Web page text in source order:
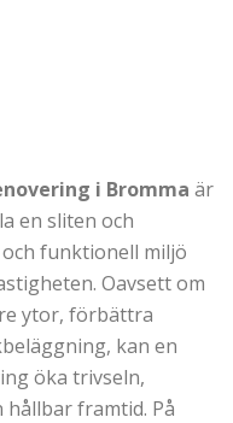
i Bromma är
en sliten och
funktionell miljö
Oavsett om
ytor, förbättra
kan en
öka trivseln,
framtid. På